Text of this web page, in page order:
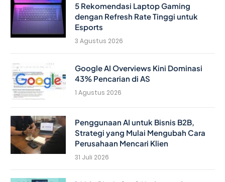
5 Rekomendasi Laptop Gaming
dengan Refresh Rate Tinggi untuk
Esports
3 Agustus 2026
Google AI Overviews Kini Dominasi
43% Pencarian di AS
1 Agustus 2026
Penggunaan AI untuk Bisnis B2B,
Strategi yang Mulai Mengubah Cara
Perusahaan Mencari Klien
31 Juli 2026